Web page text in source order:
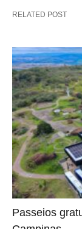
RELATED POST
Passeios